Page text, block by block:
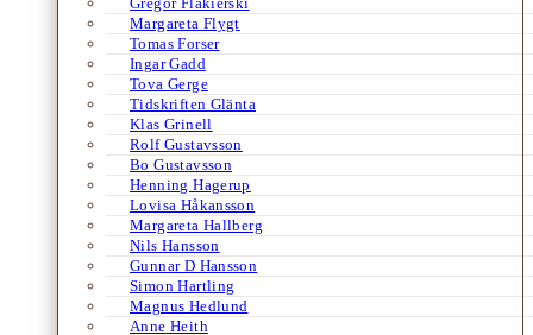
Margareta Flygt
Tomas Forser
Ingar Gadd
Tova Gerge
Tidskriften Glänta
Klas Grinell
Rolf Gustavsson
Bo Gustavsson
Henning Hagerup
Lovisa Håkansson
Margareta Hallberg
Nils Hansson
Gunnar D Hansson
Simon Hartling
Magnus Hedlund
Anne Heith